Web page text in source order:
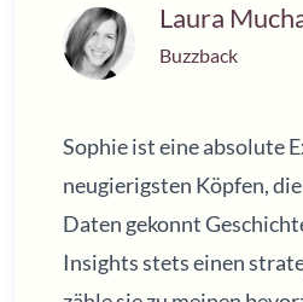
Laura
Buzzback
Sophie ist eine absolute
neugierigsten Köpfen,
Daten gekonnt
Insights stets einen